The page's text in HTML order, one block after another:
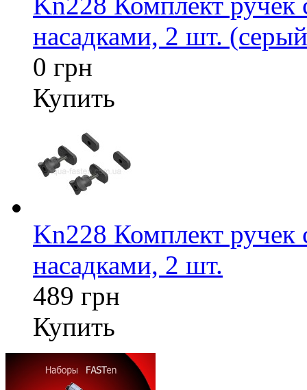
насадками, 2 шт.
0 грн
Купить
Kn228 Комплект
насадками, 2 шт.
489 грн
Купить